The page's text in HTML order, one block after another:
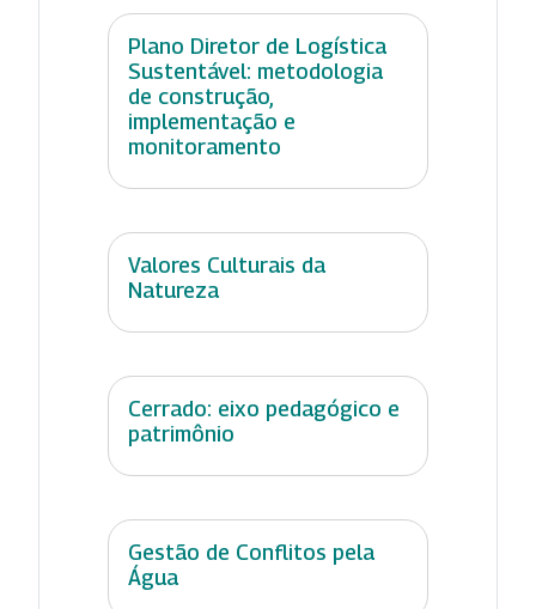
Plano Diretor de Logística
Sustentável: metodologia
de construção,
implementação e
monitoramento
Valores Culturais da
Natureza
Cerrado: eixo pedagógico e
patrimônio
Gestão de Conflitos pela
Água